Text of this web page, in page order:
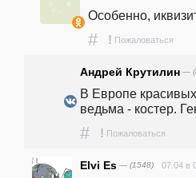
Особенно,
# ! Пожаловаться
Андрей Крутилин —
В Европе
ведьма - костер.
# ! Пожаловаться
Elvi Es — (1548) 07.04 в